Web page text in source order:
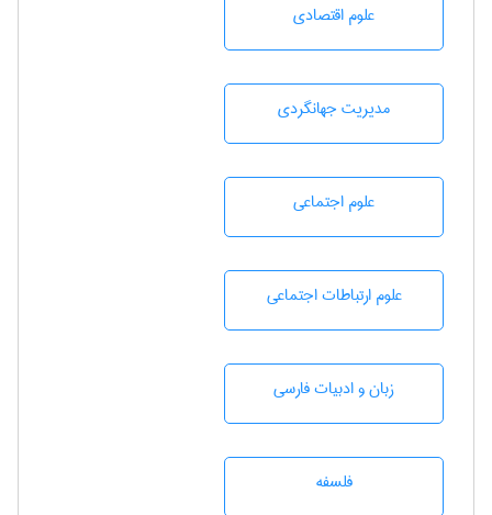
علوم اقتصادی
مديريت جهانگردی
علوم اجتماعی
علوم ارتباطات اجتماعی
زبان و ادبيات فارسی
فلسفه